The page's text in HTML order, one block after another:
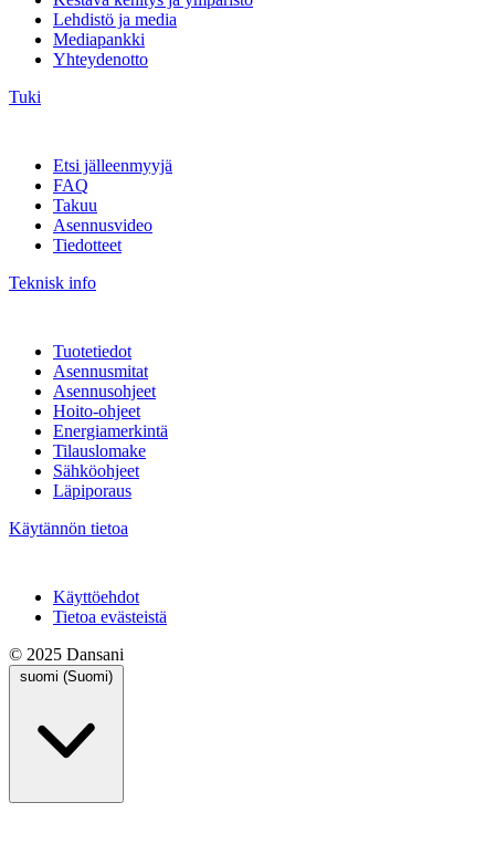
Lehdistö ja media
Mediapankki
Yhteydenotto
Tuki
Etsi jälleenmyyjä
FAQ
Takuu
Asennusvideo
Tiedotteet
Teknisk info
Tuotetiedot
Asennusmitat
Asennusohjeet
Hoito-ohjeet
Energiamerkintä
Tilauslomake
Sähköohjeet
Läpiporaus
Käytännön tietoa
Käyttöehdot
Tietoa evästeistä
© 2025 Dansani
suomi (Suomi)